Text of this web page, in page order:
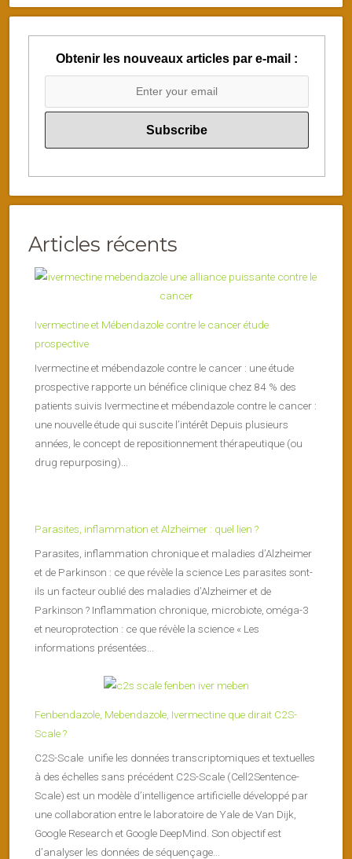
Obtenir les nouveaux articles par e-mail :
Articles récents
Ivermectine et Mébendazole contre le cancer étude
prospective
Ivermectine et mébendazole contre le cancer : une étude
prospective rapporte un bénéfice clinique chez 84 % des
patients suivis Ivermectine et mébendazole contre le cancer :
une nouvelle étude qui suscite l’intérêt Depuis plusieurs
années, le concept de repositionnement thérapeutique (ou
drug repurposing)...
Parasites, inflammation et Alzheimer : quel lien ?
Parasites, inflammation chronique et maladies d’Alzheimer
et de Parkinson : ce que révèle la science Les parasites sont-
ils un facteur oublié des maladies d’Alzheimer et de
Parkinson ? Inflammation chronique, microbiote, oméga-3
et neuroprotection : ce que révèle la science « Les
informations présentées...
Fenbendazole, Mebendazole, Ivermectine que dirait C2S-
Scale ?
C2S-Scale unifie les données transcriptomiques et textuelles
à des échelles sans précédent C2S-Scale (Cell2Sentence-
Scale) est un modèle d’intelligence artificielle développé par
une collaboration entre le laboratoire de Yale de Van Dijk,
Google Research et Google DeepMind. Son objectif est
d’analyser les données de séquençage...